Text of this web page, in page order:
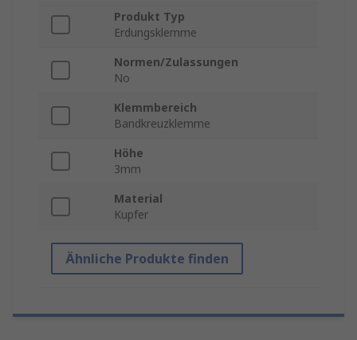
Produkt Typ
Erdungsklemme
Normen/Zulassungen
No
Klemmbereich
Bandkreuzklemme
Höhe
3mm
Material
Kupfer
Ähnliche Produkte finden